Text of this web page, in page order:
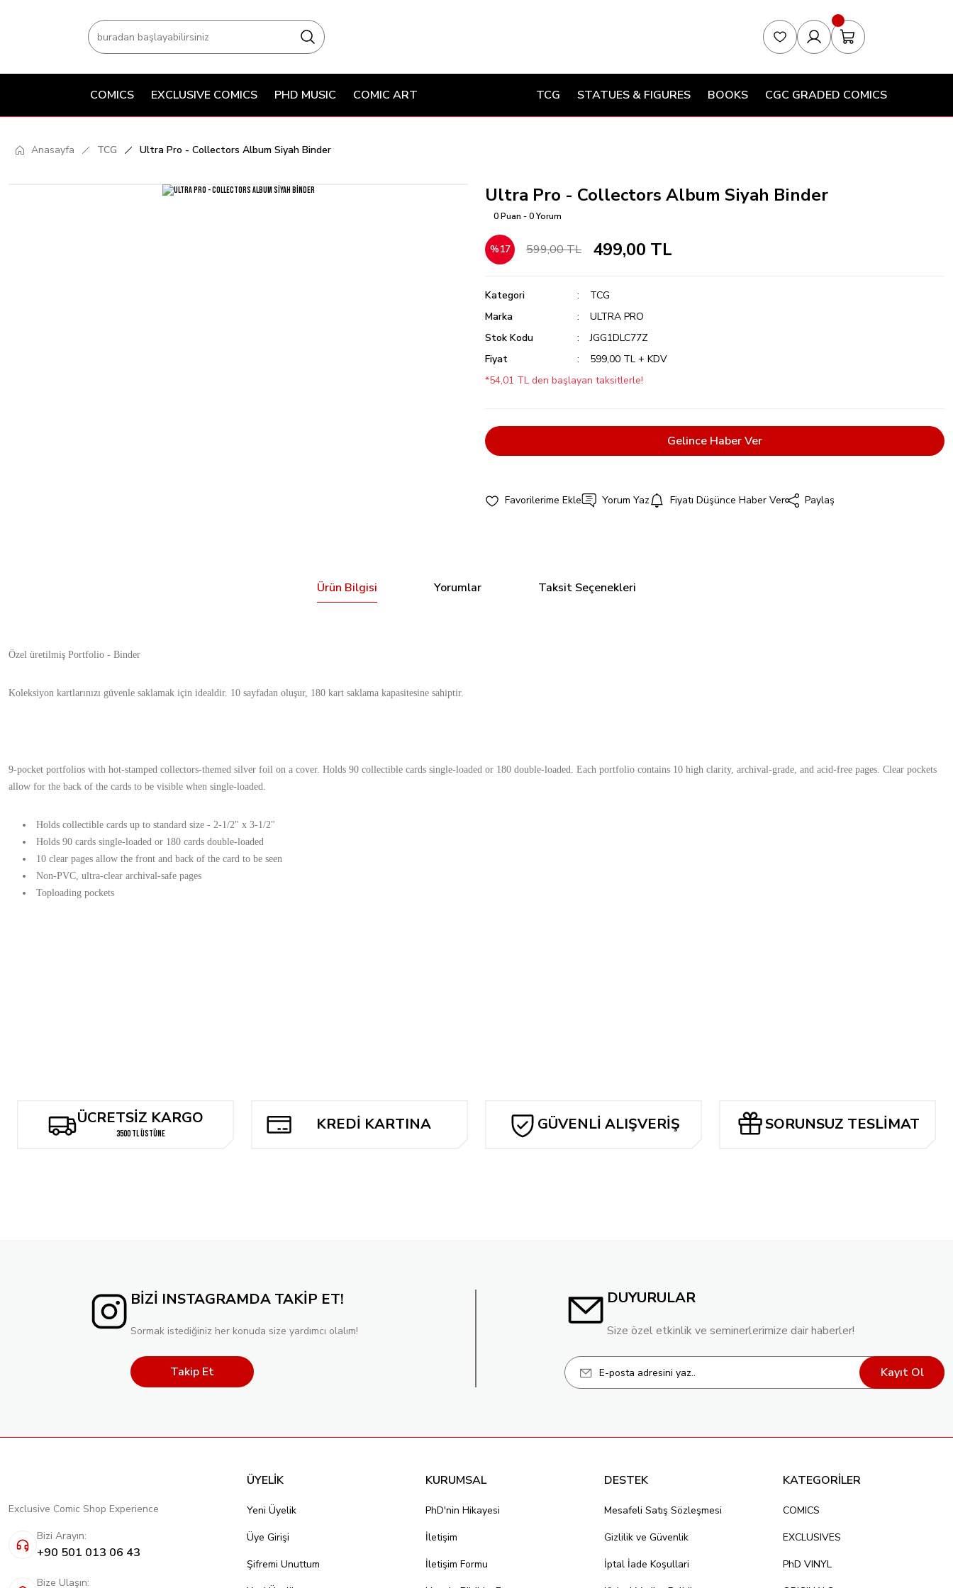
COMICS EXCLUSIVE COMICS PHD MUSIC COMIC ART TCG STATUES & FIGURES BOOKS CGC GRADED COMICS
Anasayfa TCG Ultra Pro - Collectors Album Siyah Binder
Ultra Pro - Collectors Album Siyah Binder
0 Puan - 0 Yorum
%17 599,00 TL 499,00 TL
Kategori
TCG
Marka
ULTRA PRO
Stok Kodu
JGG1DLC77Z
Fiyat
599,00 TL + KDV
*54,01 TL den başlayan taksitlerle!
Gelince Haber Ver
Yorum Yaz Fiyatı Düşünce Haber Ver Paylaş
Ürün Bilgisi Yorumlar Taksit Seçenekleri
Özel üretilmiş Portfolio - Binder
Koleksiyon kartlarınızı güvenle saklamak için idealdir. 10 sayfadan oluşur, 180 kart saklama kapasitesine sahiptir.
9-pocket portfolios with hot-stamped collectors-themed silver foil on a cover. Holds 90 collectible cards single-loaded or 180 double-loaded. Each portfolio contains 10 high clarity, archival-grade, and acid-free pages. Clear pockets
allow for the back of the cards to be visible when single-loaded.
Holds collectible cards up to standard size - 2-1/2" x 3-1/2"
Holds 90 cards single-loaded or 180 cards double-loaded
10 clear pages allow the front and back of the card to be seen
Non-PVC, ultra-clear archival-safe pages
Toploading pockets
ÜCRETSİZ KARGO
3500 TL ÜSTÜNE
KREDİ KARTINA
GÜVENLİ ALIŞVERİŞ SORUNSUZ TESLİMAT
BİZİ INSTAGRAMDA TAKİP ET!
Sormak istediğiniz her konuda size yardımcı olalım!
Takip Et
DUYURULAR
Size özel etkinlik ve seminerlerimize dair haberler!
Kayıt Ol
Exclusive Comic Shop Experience
Bizi Arayın:
+90 501 013 06 43
Bize Ulaşın:
ÜYELİK
Yeni Üyelik
Üye Girişi
Şifremi Unuttum
KURUMSAL
PhD'nin Hikayesi
İletişim
İletişim Formu
DESTEK
Mesafeli Satış Sözleşmesi
Gizlilik ve Güvenlik
İptal İade Koşullari
KATEGORİLER
COMICS
EXCLUSIVES
PhD VINYL